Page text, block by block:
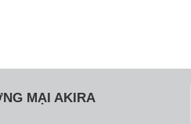
MẠI AKIRA